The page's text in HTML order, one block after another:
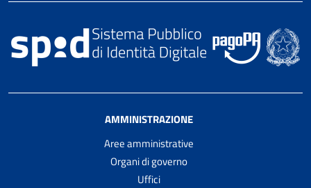
AMMINISTRAZIONE
Aree amministrative
Organi di governo
Uffici